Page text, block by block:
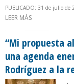
PUBLICADO: 31 de julio de
LEER MÁS
“Mi propuesta
una agenda
Rodríguez a la